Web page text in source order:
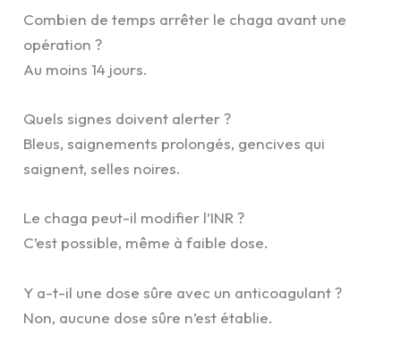
Combien de temps arrêter le chaga avant une
opération ?
Au moins 14 jours.
Quels signes doivent alerter ?
Bleus, saignements prolongés, gencives qui
saignent, selles noires.
Le chaga peut-il modifier l’INR ?
C’est possible, même à faible dose.
Y a-t-il une dose sûre avec un anticoagulant ?
Non, aucune dose sûre n’est établie.